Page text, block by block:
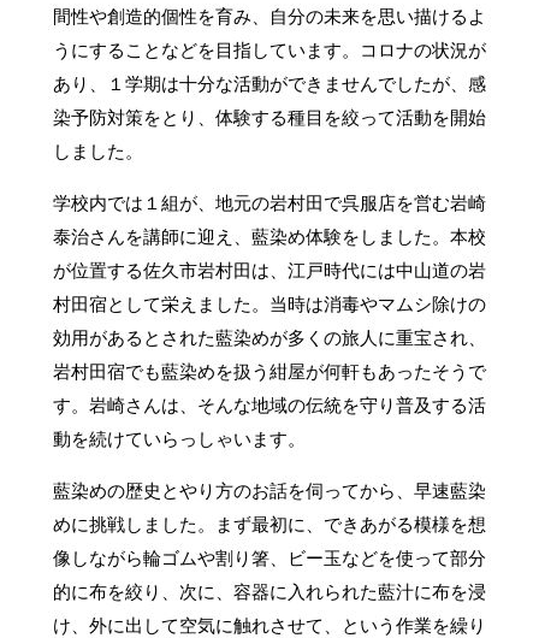
間性や創造的個性を育み、自分の未来を思い描けるよ
うにすることなどを目指しています。コロナの状況が
あり、１学期は十分な活動ができませんでしたが、感
染予防対策をとり、体験する種目を絞って活動を開始
しました。
学校内では１組が、地元の岩村田で呉服店を営む岩崎
泰治さんを講師に迎え、藍染め体験をしました。本校
が位置する佐久市岩村田は、江戸時代には中山道の岩
村田宿として栄えました。当時は消毒やマムシ除けの
効用があるとされた藍染めが多くの旅人に重宝され、
岩村田宿でも藍染めを扱う紺屋が何軒もあったそうで
す。岩崎さんは、そんな地域の伝統を守り普及する活
動を続けていらっしゃいます。
藍染めの歴史とやり方のお話を伺ってから、早速藍染
めに挑戦しました。まず最初に、できあがる模様を想
像しながら輪ゴムや割り箸、ビー玉などを使って部分
的に布を絞り、次に、容器に入れられた藍汁に布を浸
け、外に出して空気に触れさせて、という作業を繰り